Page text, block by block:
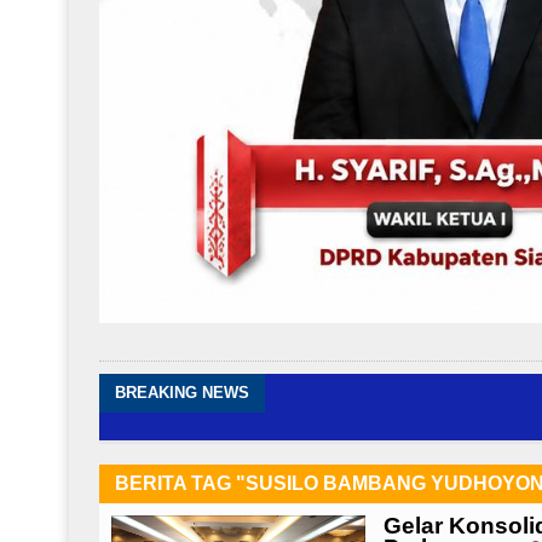
BREAKING NEWS
BERITA TAG "SUSILO BAMBANG
Gelar